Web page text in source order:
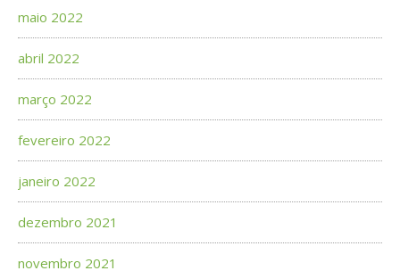
maio 2022
abril 2022
março 2022
fevereiro 2022
janeiro 2022
dezembro 2021
novembro 2021